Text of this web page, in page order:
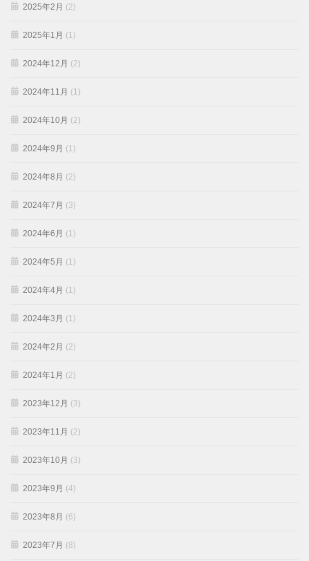
2025年2月 (2)
2025年1月 (1)
2024年12月 (2)
2024年11月 (1)
2024年10月 (2)
2024年9月 (1)
2024年8月 (2)
2024年7月 (3)
2024年6月 (1)
2024年5月 (1)
2024年4月 (1)
2024年3月 (1)
2024年2月 (2)
2024年1月 (2)
2023年12月 (3)
2023年11月 (2)
2023年10月 (3)
2023年9月 (4)
2023年8月 (6)
2023年7月 (8)